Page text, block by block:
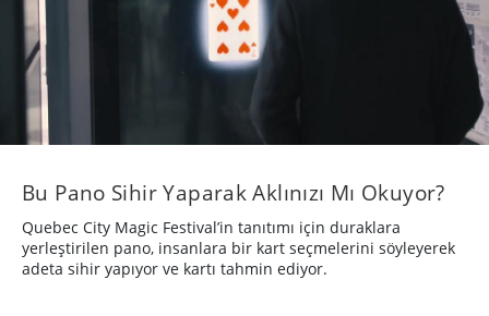
Bu Pano Sihir Yaparak Aklınızı Mı Okuyor?
Quebec City Magic Festival’in tanıtımı için duraklara
yerleştirilen pano, insanlara bir kart seçmelerini söyleyerek
adeta sihir yapıyor ve kartı tahmin ediyor.